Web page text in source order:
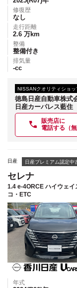
修復歴
なし
走行距離
2.6 万km
整備
整備付き
排気量
-cc
NISSANクオリティショッ
徳島日産自動車株式
日産カーパレス藍住
販売店に
電話する（無
日産 日産プレミアム認定中
セレナ
1.4 e-4ORCE ハイウェ
コ・ETC
年式